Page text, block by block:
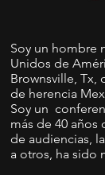
Soy un hombre
Unidos de
Brownsville, Tx,
de herencia
Soy un
más de 40
de audiencias,
a otros, ha sido